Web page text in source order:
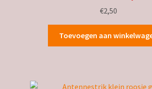
€2,50
Toevoegen aan